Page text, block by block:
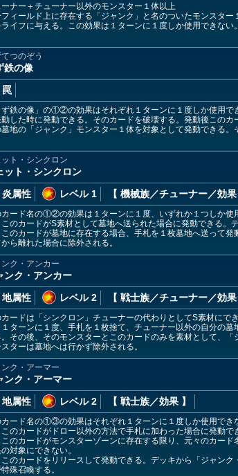
ナー＋チューナー以外のモンスター１体以上
フィールド上に存在する「ジャンク」と名のついたモンスタ
イフに与える。この効果は１ターンに１度しか使用できない。
てつのぞう
鉄の像
罠
ず鉄の像」の①②の効果はそれぞれ１ターンに１度しか使用
動した時に発動できる。そのカードを破壊する。発動後この
地の「ジャンク」モンスター１体を対象として発動できる。
ット・シンクロン
ット・シンクロン
炎属性
レベル 1 【 機械族／チューナー／効果
カード名の①②の効果は１ターンに１度、いずれか１つしか使
のカードがS素材として墓地へ送られた場合に発動できる。
のカードが墓地に存在する場合、手札を１枚墓地へ送って
ら離れた場合に除外される。
ンク・アンカー
ンク・アンカー
地属性
レベル 2 【 戦士族／チューナー／効果
カードは「シンクロン」チューナーの代わりとしてS素材にでき
ターンに１度、手札を１枚捨て、チューナー以外の自分の
その後、そのモンスターとこのカードのみを素材として、
ターは墓地へは行かず除外される。
ンク・アーマー
ンク・アーマー
地属性
レベル 2 【 戦士族／効果 】
カード名の①③の効果はそれぞれ１ターンに１度しか使用でき
のカードがドロー以外の方法で手札に加わった場合に発動で
のカードがモンスターゾーンに存在する限り、元々のカー
対象にできない。
のカードをリリースして発動できる。デッキから「ジャン
殊召喚する。